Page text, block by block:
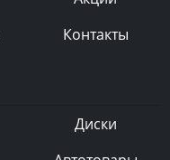
Контакты
Диски